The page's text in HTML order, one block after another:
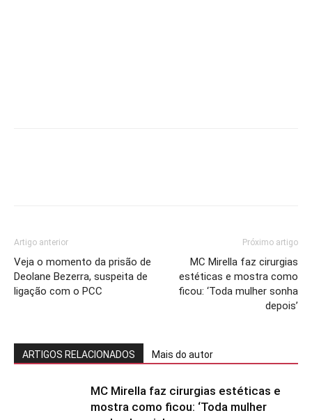
Artigo anterior
Veja o momento da prisão de
Deolane Bezerra, suspeita de
ligação com o PCC
Próximo artigo
MC Mirella faz cirurgias
estéticas e mostra como
ficou: ‘Toda mulher sonha
depois’
ARTIGOS RELACIONADOS Mais do autor
MC Mirella faz cirurgias estéticas e
mostra como ficou: ‘Toda mulher